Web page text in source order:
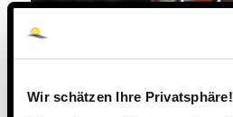
Wir schätzen Ihre Privatsphäre!